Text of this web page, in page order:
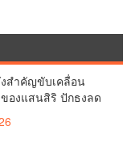
สำคัญขับเคลื่อน
ของแสนสิริ ปักธงลด
ศรษฐกิจหมุนเวียน